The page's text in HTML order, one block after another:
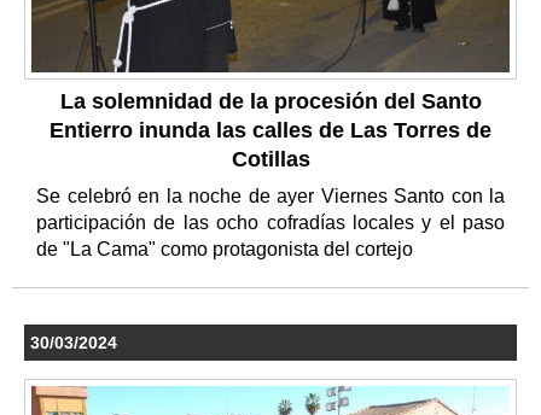
La solemnidad de la procesión del Santo
Entierro inunda las calles de Las Torres de
Cotillas
Se celebró en la noche de ayer Viernes Santo con la
participación de las ocho cofradías locales y el paso
de "La Cama" como protagonista del cortejo
30/03/2024